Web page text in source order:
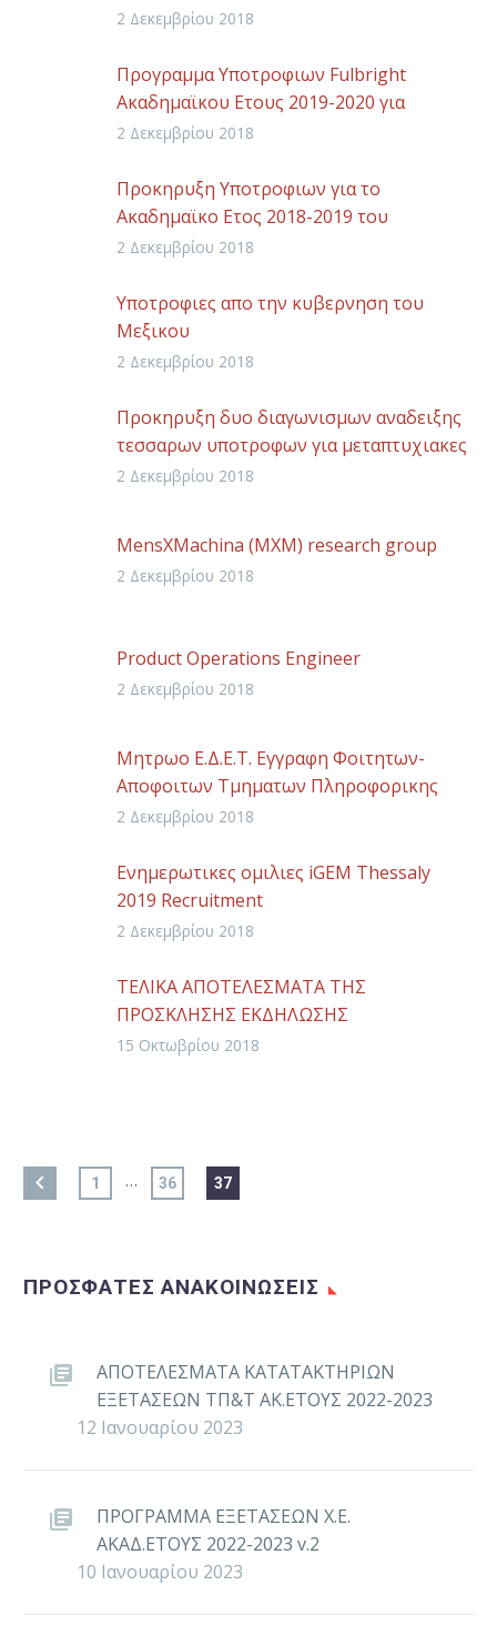
2 Δεκεμβρίου 2018
Προγραμμα Υποτροφιων Fulbright
Ακαδημαϊκου Ετους 2019-2020 για
Ελληνες Πολιτες
2 Δεκεμβρίου 2018
Προκηρυξη Υποτροφιων για το
Ακαδημαϊκο Ετος 2018-2019 του
Εκκλησιαστικου Ιδρυματος
2 Δεκεμβρίου 2018
Υποτροφιες απο την κυβερνηση του
Μεξικου
2 Δεκεμβρίου 2018
Προκηρυξη δυο διαγωνισμων αναδειξης
τεσσαρων υποτροφων για μεταπτυχιακες
και διδακτορικες σπουδες
2 Δεκεμβρίου 2018
MensXMachina (MXM) research group
2 Δεκεμβρίου 2018
Product Operations Engineer
2 Δεκεμβρίου 2018
Μητρωο Ε.Δ.Ε.Τ. Εγγραφη Φοιτητων-
Αποφοιτων Τμηματων Πληροφορικης
2 Δεκεμβρίου 2018
Ενημερωτικες ομιλιες iGEM Thessaly
2019 Recruitment
2 Δεκεμβρίου 2018
ΤΕΛΙΚΑ ΑΠΟΤΕΛΕΣΜΑΤΑ ΤΗΣ
ΠΡΟΣΚΛΗΣΗΣ ΕΚΔΗΛΩΣΗΣ
ΕΝΔΙΑΦΕΡΟΝΤΟΣ ΑΡ. 14910/18/ΓΠ/13-07-
15 Οκτωβρίου 2018
1 … 36 37
ΠΡΟΣΦΑΤΕΣ ΑΝΑΚΟΙΝΩΣΕΙΣ
ΑΠΟΤΕΛΕΣΜΑΤΑ ΚΑΤΑΤΑΚΤΗΡΙΩΝ
ΕΞΕΤΑΣΕΩΝ ΤΠ&Τ ΑΚ.ΕΤΟΥΣ 2022-2023
12 Ιανουαρίου 2023
ΠΡΟΓΡΑΜΜΑ ΕΞΕΤΑΣΕΩΝ Χ.Ε.
ΑΚΑΔ.ΕΤΟΥΣ 2022-2023 v.2
10 Ιανουαρίου 2023